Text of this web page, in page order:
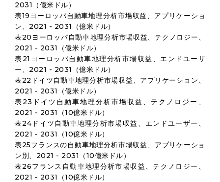
2031（億米ドル）
表19ヨーロッパ自動車地理分析市場収益、アプリケーショ
ン、2021 - 2031（億米ドル）
表20ヨーロッパ自動車地理分析市場収益、テクノロジー、
2021 - 2031（億米ドル）
表21ヨーロッパ自動車地理分析市場収益、エンドユーザ
ー、2021 - 2031（億米ドル）
表22ドイツ自動車地理分析市場収益、アプリケーション、
2021 - 2031（億米ドル）
表23ドイツ自動車地理分析市場収益、テクノロジー、
2021 - 2031（10億米ドル）
表24ドイツ自動車地理分析市場収益、エンドユーザー、
2021 - 2031（10億米ドル）
表25フランスの自動車地理分析市場収益、アプリケーショ
ン別、2021 - 2031（10億米ドル）
表26フランス自動車地理分析市場収益、テクノロジー、
2021 - 2031（10億米ドル）